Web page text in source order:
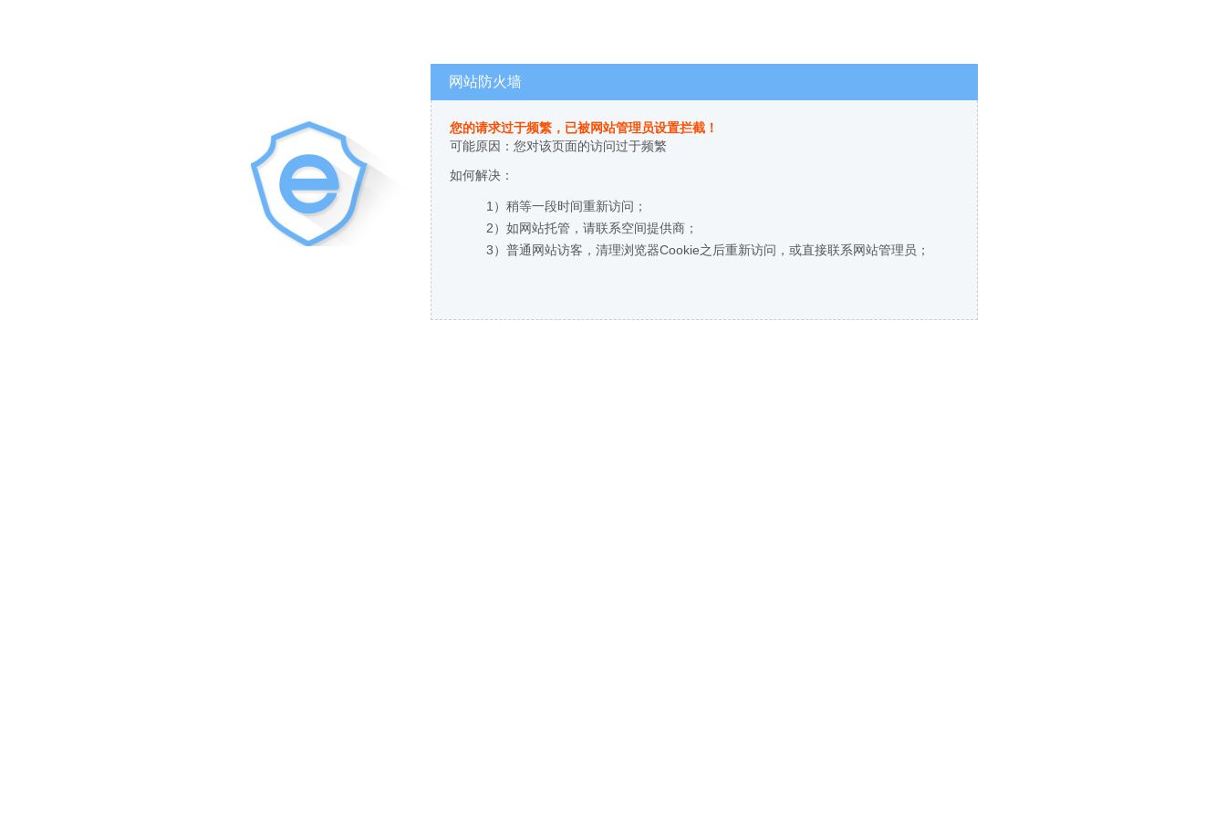
网站防火墙
您的请求过于频繁，已被网站管理员设置拦截！
可能原因：您对该页面的访问过于频繁
如何解决：
1）稍等一段时间重新访问；
2）如网站托管，请联系空间提供商；
3）普通网站访客，清理浏览器Cookie之后重新访问，或直接联系网站管理员；